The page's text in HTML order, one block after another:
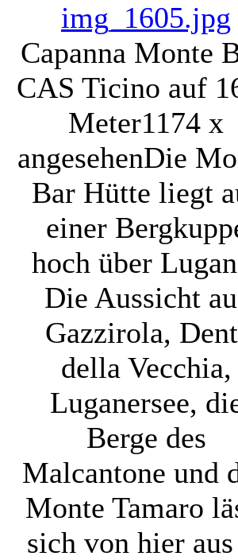
Capanna Monte
CAS Ticino auf
Meter1174 x
angesehenDie
Bar Hütte liegt
einer
hoch über
Die Aussicht
Gazzirola,
della Vecchia,
Luganersee,
Berge des
Malcantone und
Monte Tamaro
sich von hier